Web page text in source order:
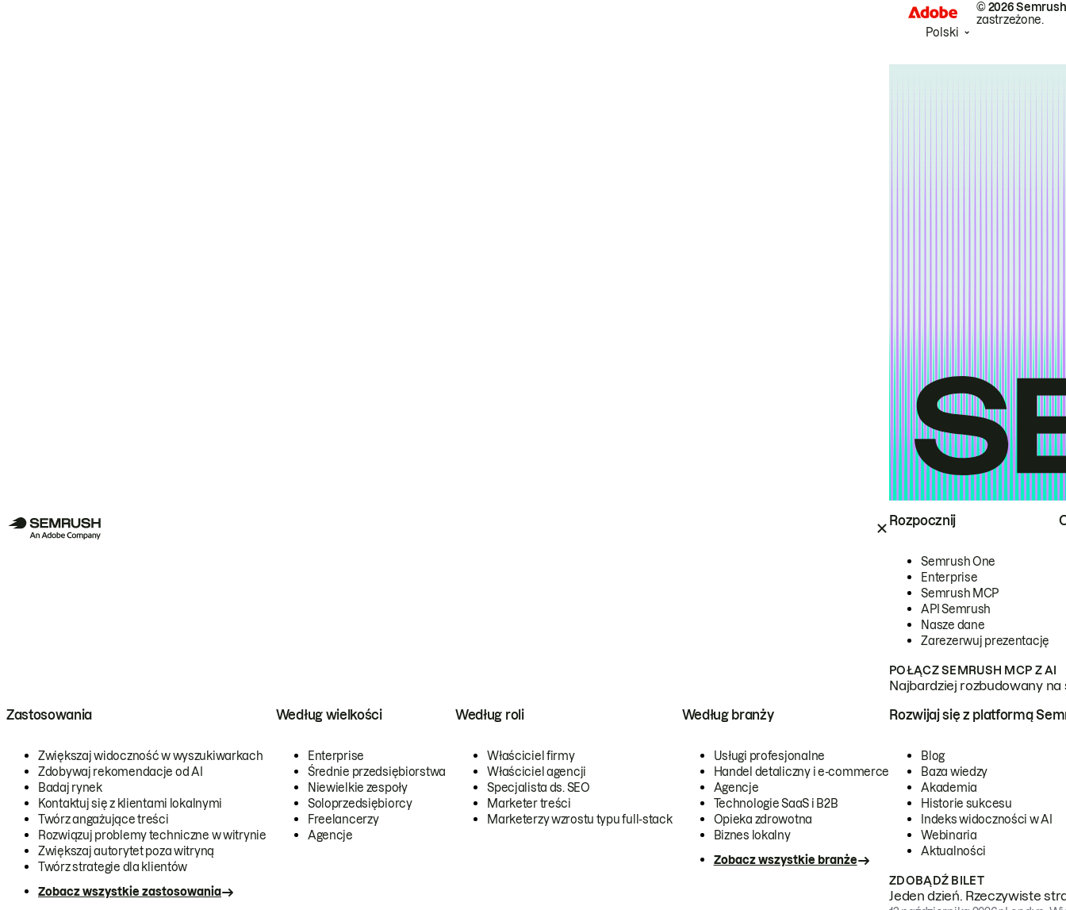
Rozpocznij
Semrush One
Enterprise
Semrush MCP
API Semrush
Nasze dane
Zarezerwuj prezentację
POŁĄCZ SEMRUSH MCP Z AI
Najbardziej rozbudowany
Zastosowania
Zwiększaj widoczność w wyszukiwarkach
Zdobywaj rekomendacje od AI
Badaj rynek
Kontaktuj się z klientami lokalnymi
Twórz angażujące treści
Rozwiązuj problemy techniczne w witrynie
Zwiększaj autorytet poza witryną
Twórz strategie dla klientów
Zobacz wszystkie zastosowania
Według wielkości
Enterprise
Średnie przedsiębiorstwa
Niewielkie zespoły
Soloprzedsiębiorcy
Freelancerzy
Agencje
Według roli
Właściciel firmy
Właściciel agencji
Specjalista ds. SEO
Marketer treści
Marketerzy wzrostu typu full-stack
Według branży
Usługi profesjonalne
Handel detaliczny i e-commerce
Agencje
Technologie SaaS i B2B
Opieka zdrowotna
Biznes lokalny
Zobacz wszystkie branże
Rozwijaj się z platformą
Blog
Baza wiedzy
Akademia
Historie sukcesu
Indeks widoczności w AI
Webinaria
Aktualności
ZDOBĄDŹ BILET
Jeden dzień. Rzeczywiste
© 2026
zastrzeżone.
Polski